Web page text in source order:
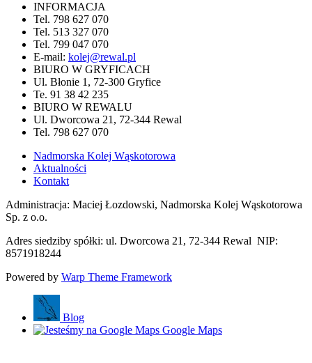
INFORMACJA
Tel. 798 627 070
Tel. 513 327 070
Tel. 799 047 070
E-mail: kolej@rewal.pl
BIURO W GRYFICACH
Ul. Błonie 1, 72-300 Gryfice
Te. 91 38 42 235
BIURO W REWALU
Ul. Dworcowa 21, 72-344 Rewal
Tel. 798 627 070
Nadmorska Kolej Wąskotorowa
Aktualności
Kontakt
Administracja: Maciej Łozdowski, Nadmorska Kolej Wąskotorowa
Sp. z o.o.
Adres siedziby spółki: ul. Dworcowa 21, 72-344 Rewal NIP:
8571918244
Powered by Warp Theme Framework
Blog
Google Maps